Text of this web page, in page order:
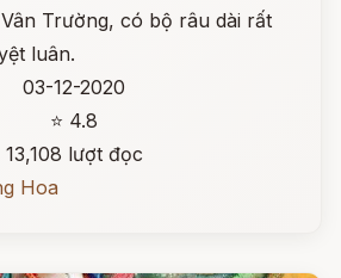
Trường, có bộ râu dài rất
luân.
03-12-2020
⭐ 4.8
13,108 lượt đọc
Hoa